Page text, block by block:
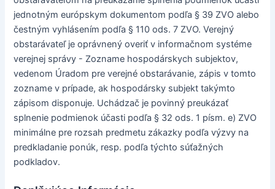
jednotným európskym dokumentom podľa § 39 ZVO alebo
čestným vyhlásením podľa § 110 ods. 7 ZVO. Verejný
obstarávateľ je oprávnený overiť v informačnom systéme
verejnej správy - Zozname hospodárskych subjektov,
vedenom Úradom pre verejné obstarávanie, zápis v tomto
zozname v prípade, ak hospodársky subjekt takýmto
zápisom disponuje. Uchádzač je povinný preukázať
splnenie podmienok účasti podľa § 32 ods. 1 písm. e) ZVO
minimálne pre rozsah predmetu zákazky podľa výzvy na
predkladanie ponúk, resp. podľa týchto súťažných
podkladov.